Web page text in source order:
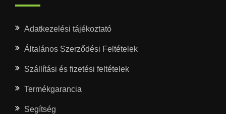
Adatkezelési tájékoztató
Általános Szerződési Feltételek
Szállítási és fizetési feltételek
Termékgarancia
Segítség